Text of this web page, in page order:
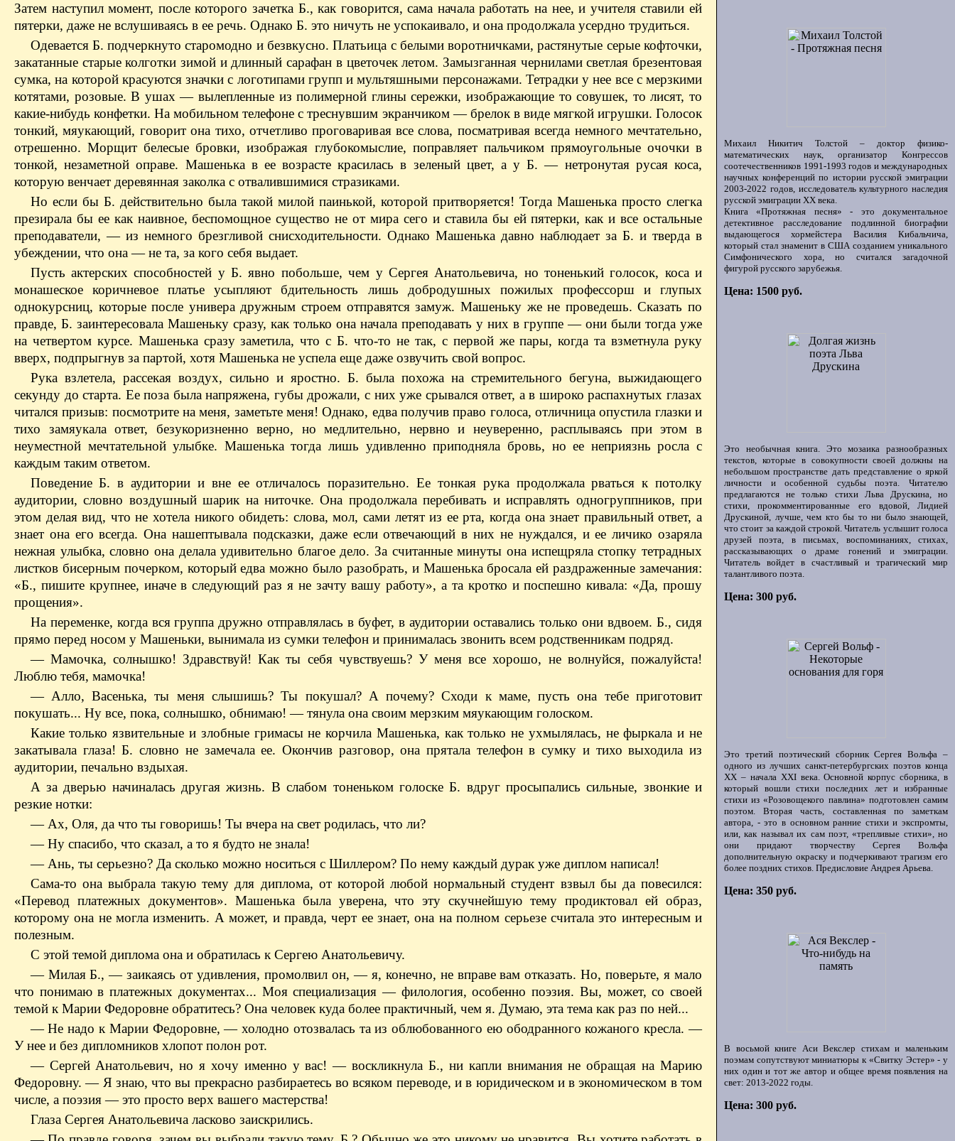
Затем наступил момент, после которого зачетка Б., как говорится, сама начала работать на нее, и учителя ставили ей
пятерки, даже не вслушиваясь в ее речь. Однако Б. это ничуть не успокаивало, и она продолжала усердно трудиться.
Одевается Б. подчеркнуто старомодно и безвкусно. Платьица с белыми воротничками, растянутые серые кофточки,
закатанные старые колготки зимой и длинный сарафан в цветочек летом. Замызганная чернилами светлая брезентовая
сумка, на которой красуются значки с логотипами групп и мультяшными персонажами. Тетрадки у нее все с мерзкими
котятами, розовые. В ушах — вылепленные из полимерной глины сережки, изображающие то совушек, то лисят, то
какие-нибудь конфетки. На мобильном телефоне с треснувшим экранчиком — брелок в виде мягкой игрушки. Голосок
тонкий, мяукающий, говорит она тихо, отчетливо проговаривая все слова, посматривая всегда немного мечтательно,
отрешенно. Морщит белесые бровки, изображая глубокомыслие, поправляет пальчиком прямоугольные очочки в
тонкой, незаметной оправе. Машенька в ее возрасте красилась в зеленый цвет, а у Б. — нетронутая русая коса,
которую венчает деревянная заколка с отвалившимися стразиками.
Но если бы Б. действительно была такой милой паинькой, которой притворяется! Тогда Машенька просто слегка
презирала бы ее как наивное, беспомощное существо не от мира сего и ставила бы ей пятерки, как и все остальные
преподаватели, — из немного брезгливой снисходительности. Однако Машенька давно наблюдает за Б. и тверда в
убеждении, что она — не та, за кого себя выдает.
Пусть актерских способностей у Б. явно побольше, чем у Сергея Анатоль­евича, но тоненький голосок, коса и
монашеское коричневое платье усыпляют бдительность лишь добродушных пожилых профессорш и глупых
однокурсниц, которые после универа дружным строем отправятся замуж. Машеньку же не проведешь. Сказать по
правде, Б. заинтересовала Машеньку сразу, как только она начала преподавать у них в группе — они были тогда уже
на четвертом курсе. Машенька сразу заметила, что с Б. что-то не так, с первой же пары, когда та взметнула руку
вверх, подпрыгнув за партой, хотя Машенька не успела еще даже озвучить свой вопрос.
Рука взлетела, рассекая воздух, сильно и яростно. Б. была похожа на стремительного бегуна, выжидающего
секунду до старта. Ее поза была напряжена, губы дрожали, с них уже срывался ответ, а в широко распахнутых глазах
читался призыв: посмотрите на меня, заметьте меня! Однако, едва получив право голоса, отличница опустила глазки и
тихо замяукала ответ, безукоризненно верно, но медлительно, нервно и неуверенно, расплываясь при этом в
неуместной мечтательной улыбке. Машенька тогда лишь удивленно приподняла бровь, но ее неприязнь росла с
каждым таким ответом.
Поведение Б. в аудитории и вне ее отличалось поразительно. Ее тонкая рука продолжала рваться к потолку
аудитории, словно воздушный шарик на ниточке. Она продолжала перебивать и исправлять одногруппников, при
этом делая вид, что не хотела никого обидеть: слова, мол, сами летят из ее рта, когда она знает правильный ответ, а
знает она его всегда. Она нашептывала подсказки, даже если отвечающий в них не нуждался, и ее личико озаряла
нежная улыбка, словно она делала удивительно благое дело. За считанные минуты она испещряла стопку тетрадных
листков бисерным почерком, который едва можно было разобрать, и Машенька бросала ей раздраженные замечания:
«Б., пишите крупнее, иначе в следующий раз я не зачту вашу работу», а та кротко и поспешно кивала: «Да, прошу
прощения».
На переменке, когда вся группа дружно отправлялась в буфет, в аудитории оставались только они вдвоем. Б., сидя
прямо перед носом у Машеньки, вынимала из сумки телефон и принималась звонить всем родственникам подряд.
— Мамочка, солнышко! Здравствуй! Как ты себя чувствуешь? У меня все хорошо, не волнуйся, пожалуйста!
Люблю тебя, мамочка!
— Алло, Васенька, ты меня слышишь? Ты покушал? А почему? Сходи к маме, пусть она тебе приготовит
покушать... Ну все, пока, солнышко, обнимаю! — тянула она своим мерзким мяукающим голоском.
Какие только язвительные и злобные гримасы не корчила Машенька, как только не ухмылялась, не фыркала и не
закатывала глаза! Б. словно не замечала ее. Окончив разговор, она прятала телефон в сумку и тихо выходила из
аудитории, печально вздыхая.
А за дверью начиналась другая жизнь. В слабом тоненьком голоске Б. вдруг просыпались сильные, звонкие и
резкие нотки:
— Ах, Оля, да что ты говоришь! Ты вчера на свет родилась, что ли?
— Ну спасибо, что сказал, а то я будто не знала!
— Ань, ты серьезно? Да сколько можно носиться с Шиллером? По нему каждый дурак уже диплом написал!
Сама-то она выбрала такую тему для диплома, от которой любой нормальный студент взвыл бы да повесился:
«Перевод платежных документов». Машенька была уверена, что эту скучнейшую тему продиктовал ей образ,
которому она не могла изменить. А может, и правда, черт ее знает, она на полном серьезе считала это интересным и
полезным.
С этой темой диплома она и обратилась к Сергею Анатольевичу.
— Милая Б., — заикаясь от удивления, промолвил он, — я, конечно, не вправе вам отказать. Но, поверьте, я мало
что понимаю в платежных документах... Моя специализация — филология, особенно поэзия. Вы, может, со своей
темой к Марии Федоровне обратитесь? Она человек куда более практичный, чем я. Думаю, эта тема как раз по ней...
— Не надо к Марии Федоровне, — холодно отозвалась та из облюбованного ею ободранного кожаного кресла. —
У нее и без дипломников хлопот полон рот.
— Сергей Анатольевич, но я хочу именно у вас! — воскликнула Б., ни капли внимания не обращая на Марию
Федоровну. — Я знаю, что вы прекрасно разбираетесь во всяком переводе, и в юридическом и в экономическом в том
числе, а поэзия — это просто верх вашего мастерства!
Глаза Сергея Анатольевича ласково заискрились.
Михаил Никитич Толстой – доктор физико-
математических наук, организатор Конгрессов
соотечественников 1991-1993 годов и международных
научных конференций по истории русской эмиграции
2003-2022 годов, исследователь культурного наследия
русской эмиграции ХХ века.
Книга «Протяжная песня» - это документальное
детективное расследование подлинной биографии
выдающегося хормейстера Василия Кибальчича,
который стал знаменит в США созданием уникального
Симфонического хора, но считался загадочной
фигурой русского зарубежья.
Цена: 1500 руб.
Это необычная книга. Это мозаика разнообразных
текстов, которые в совокупности своей должны на
небольшом пространстве дать представление о яркой
личности и особенной судьбы поэта. Читателю
предлагаются не только стихи Льва Друскина, но
стихи, прокомментированные его вдовой, Лидией
Друскиной, лучше, чем кто бы то ни было знающей,
что стоит за каждой строкой. Читатель услышит голоса
друзей поэта, в письмах, воспоминаниях, стихах,
рассказывающих о драме гонений и эмиграции.
Читатель войдет в счастливый и трагический мир
талантливого поэта.
Цена: 300 руб.
Это третий поэтический сборник Сергея Вольфа –
одного из лучших санкт-петербургских поэтов конца
ХХ – начала XXI века. Основной корпус сборника, в
который вошли стихи последних лет и избранные
стихи из «Розовощекого павлина» подготовлен самим
поэтом. Вторая часть, составленная по заметкам
автора, - это в основном ранние стихи и экспромты,
или, как называл их сам поэт, «трепливые стихи», но
они придают творчеству Сергея Вольфа
дополнительную окраску и подчеркивают трагизм его
более поздних стихов. Предисловие Андрея Арьева.
Цена: 350 руб.
В восьмой книге Аси Векслер стихам и маленьким
поэмам сопутствуют миниатюры к «Свитку Эстер» - у
них один и тот же автор и общее время появления на
свет: 2013-2022 годы.
Цена: 300 руб.